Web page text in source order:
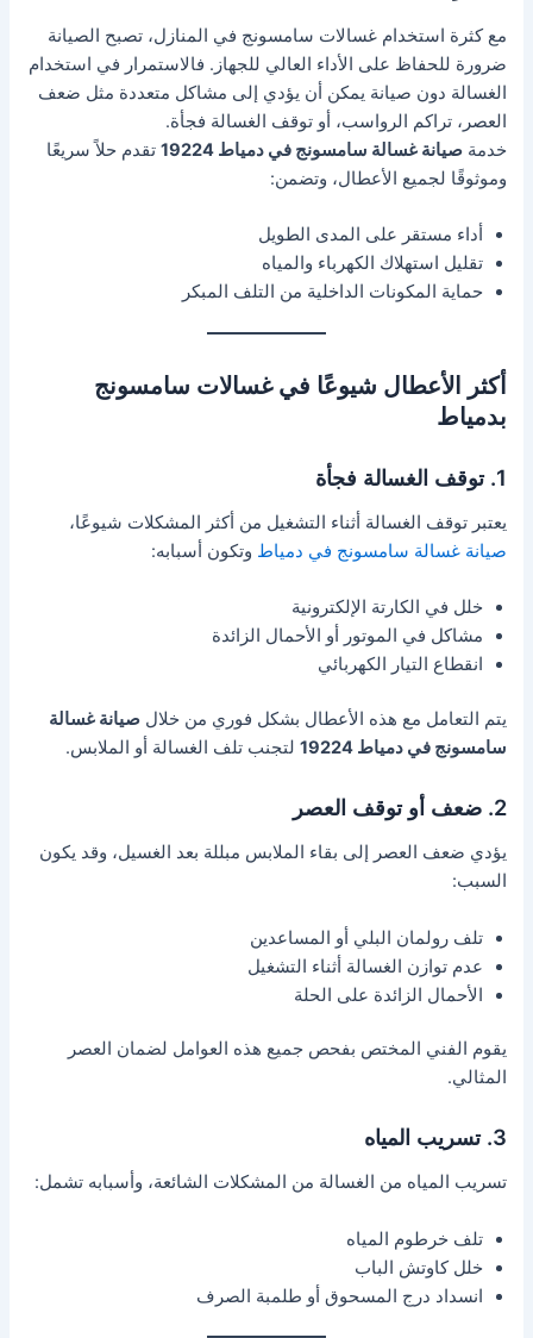
مع كثرة استخدام غسالات سامسونج في المنازل، تصبح الصيانة
ضرورة للحفاظ على الأداء العالي للجهاز. فالاستمرار في استخدام
الغسالة دون صيانة يمكن أن يؤدي إلى مشاكل متعددة مثل ضعف
العصر، تراكم الرواسب، أو توقف الغسالة فجأة.
خدمةصيانة غسالة سامسونج في دمياط 19224
تقدم حلاً سريعًا
وموثوقًا لجميع الأعطال، وتضمن:
أداء مستقر على المدى الطويل
تقليل استهلاك الكهرباء والمياه
حماية المكونات الداخلية من التلف المبكر
أكثر الأعطال شيوعًا في غسالات سامسونج
بدمياط
1. توقف الغسالة فجأة
يعتبر توقف الغسالة أثناء التشغيل من أكثر المشكلات شيوعًا،
صيانة غسالة سامسونج في دمياط وتكون أسبابه:
خلل في الكارتة الإلكترونية
مشاكل في الموتور أو الأحمال الزائدة
انقطاع التيار الكهربائي
يتم التعامل مع هذه الأعطال بشكل فوري من خلالصيانة غسالة
سامسونج في دمياط 19224
لتجنب تلف الغسالة أو الملابس.
2. ضعف أو توقف العصر
يؤدي ضعف العصر إلى بقاء الملابس مبللة بعد الغسيل، وقد يكون
السبب:
تلف رولمان البلي أو المساعدين
عدم توازن الغسالة أثناء التشغيل
الأحمال الزائدة على الحلة
يقوم الفني المختص بفحص جميع هذه العوامل لضمان العصر
المثالي.
3. تسريب المياه
تسريب المياه من الغسالة من المشكلات الشائعة، وأسبابه تشمل:
تلف خرطوم المياه
خلل كاوتش الباب
انسداد درج المسحوق أو طلمبة الصرف